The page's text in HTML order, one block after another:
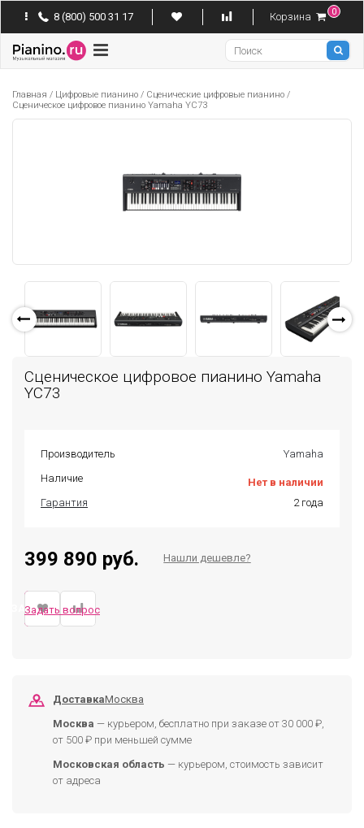
8 (800) 500 31 17 Корзина 0
Pianino
Главная / Цифровые пианино / Сценические цифровые пианино /
Сценическое цифровое пианино Yamaha YC73
Сценическое цифровое пианино Yamaha
YC73
Производитель
Yamaha
Наличие
Нет в наличии
Гарантия
2 года
399 890 руб. Нашли дешевле?
ЗАКАЗАТЬ
Задать вопрос
ДоставкаМосква
Москва — курьером, бесплатно при заказе от 30 000 ₽,
от 500 ₽ при меньшей сумме
Московская область — курьером, стоимость зависит
от адреса